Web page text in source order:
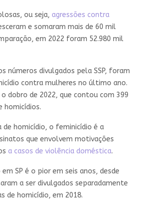
ou seja, agressões contra
e somaram mais de 60 mil
em 2022 foram 52.980 mil
números divulgados pela SSP, foram
contra mulheres no último ano.
dobro de 2022, que contou com 399
homicídios.
homicídio, o feminicídio é a
que envolvem motivações
a casos de violência doméstica.
SP é o pior em seis anos, desde
a ser divulgados separadamente
de homicídio, em 2018.